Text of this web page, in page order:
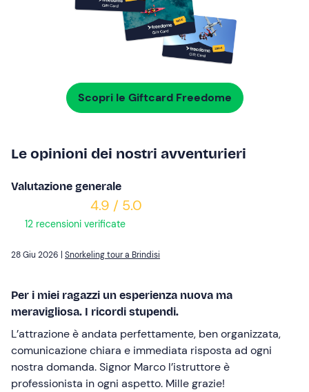
Scopri le Giftcard Freedome
Le opinioni dei nostri avventurieri
Valutazione generale
4.9 / 5.0
12 recensioni verificate
28 Giu 2026 | Snorkeling tour a Brindisi
Per i miei ragazzi un esperienza nuova ma
meravigliosa. I ricordi stupendi.
L’attrazione è andata perfettamente, ben organizzata,
comunicazione chiara e immediata risposta ad ogni
nostra domanda. Signor Marco l’istruttore è
professionista in ogni aspetto. Mille grazie!